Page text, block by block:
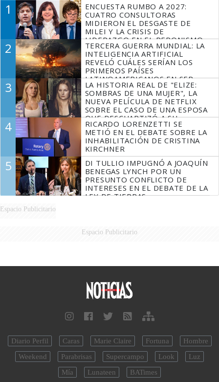
1
ENCUESTA RUMBO A 2027:
CUATRO CONSULTORAS
MIDIERON EL DESGASTE DE
MILEI Y LA CRISIS DE
LIDERAZGO EN EL PERONISMO
2
TERCERA GUERRA MUNDIAL: LA
INTELIGENCIA ARTIFICIAL
REVELÓ CUÁLES SERÍAN LOS
PRIMEROS PAÍSES
LATINOAMERICANOS EN SER
DERROTADOS
3
LA HISTORIA REAL DE "ELIZE:
SOMBRAS DE UNA MUJER", LA
NUEVA PELÍCULA DE NETFLIX
SOBRE EL CASO DE UNA ESPOSA
QUE DESCUARTIZÓ A SU
MARIDO
4
RICARDO LORENZETTI SE
METIÓ EN EL DEBATE SOBRE LA
INHABILITACIÓN DE CRISTINA
KIRCHNER
5
DI TULLIO IMPUGNÓ A JOAQUÍN
BENEGAS LYNCH POR UN
PRESUNTO CONFLICTO DE
INTERESES EN EL DEBATE DE LA
LEY DE TIERRAS
Espacio Publicitario
Espacio Publicitario
Diario Perfil Caras Marie Claire Fortuna
Hombre
Weekend
Parabrisas Supercampo Look
Luz
Mía
Lunateen BATimes